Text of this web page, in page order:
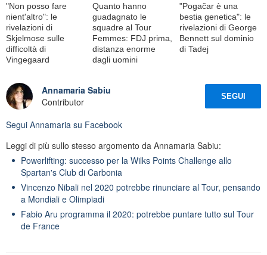
"Non posso fare
nient'altro": le
rivelazioni di
Skjelmose sulle
difficoltà di
Vingegaard
Quanto hanno
guadagnato le
squadre al Tour
Femmes: FDJ prima,
distanza enorme
dagli uomini
"Pogačar è una
bestia genetica": le
rivelazioni di George
Bennett sul dominio
di Tadej
Annamaria Sabiu
Contributor
SEGUI
Segui Annamaria su Facebook
Leggi di più sullo stesso argomento da Annamaria Sabiu:
Powerlifting: successo per la Wilks Points Challenge allo
Spartan's Club di Carbonia
Vincenzo Nibali nel 2020 potrebbe rinunciare al Tour, pensando
a Mondiali e Olimpiadi
Fabio Aru programma il 2020: potrebbe puntare tutto sul Tour
de France